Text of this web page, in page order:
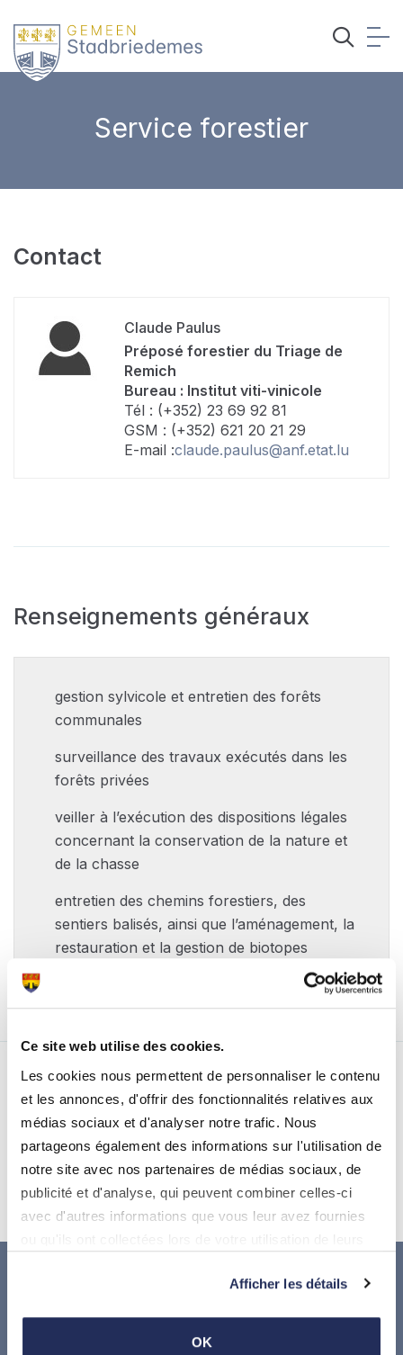
Ce site web utilise des cookies.
Les cookies nous permettent de personnaliser le contenu
et les annonces, d'offrir des fonctionnalités relatives aux
médias sociaux et d'analyser notre trafic. Nous
partageons également des informations sur l'utilisation de
notre site avec nos partenaires de médias sociaux, de
publicité et d'analyse, qui peuvent combiner celles-ci
avec d'autres informations que vous leur avez fournies
Afficher les détails
OK
Service forestier
Contact
Claude Paulus
Préposé forestier du Triage de
Remich
Bureau : Institut viti-vinicole
Tél : (+352) 23 69 92 81
GSM : (+352) 621 20 21 29
E-mail :claude.paulus@anf.etat.lu
Renseignements généraux
gestion sylvicole et entretien des forêts
communales
surveillance des travaux exécutés dans les
forêts privées
veiller à l’exécution des dispositions légales
concernant la conservation de la nature et
de la chasse
entretien des chemins forestiers, des
sentiers balisés, ainsi que l’aménagement, la
restauration et la gestion de biotopes
Nos partenaires